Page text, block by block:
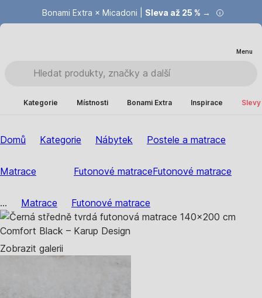
Bonami Extra × Micadoni | Sleva až 25 % →
Summer Sale | Ušetřete až 40 % →
Menu
Kategorie Místnosti Bonami Extra Inspirace
Domů Kategorie Nábytek Postele a matrace
Matrace Futonové matraceFutonové matrace
... Matrace Futonové matrace
Zobrazit galerii